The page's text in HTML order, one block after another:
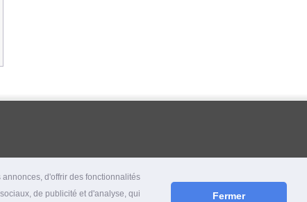
d'offrir des fonctionnalités
de publicité et d'analyse, qui
Fermer